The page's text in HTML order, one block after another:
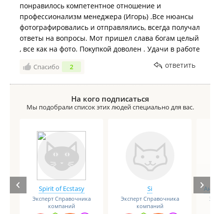
понравилось компетентное отношение и
профессионализм менеджера (Игорь) .Все нюансы
фотографировались и отправлялись, всегда получал
ответы на вопросы. Мот пришел слава богам целый
, все как на фото. Покупкой доволен . Удачи в работе
Спасибо 2 ответить
На кого подписаться
Мы подобрали список этих людей специально для вас.
Spirit of Ecstasy
Эксперт Справочника
компаний
Si
Эксперт Справочника
компаний